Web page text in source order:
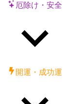
厄除け・安全
開運・成功運